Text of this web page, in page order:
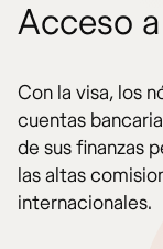
Acceso
Con la visa, los
cuentas
de sus finanzas
las altas
internacionales.